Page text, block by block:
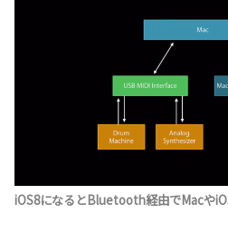
iOS8になるとBluetooth経由でMacや